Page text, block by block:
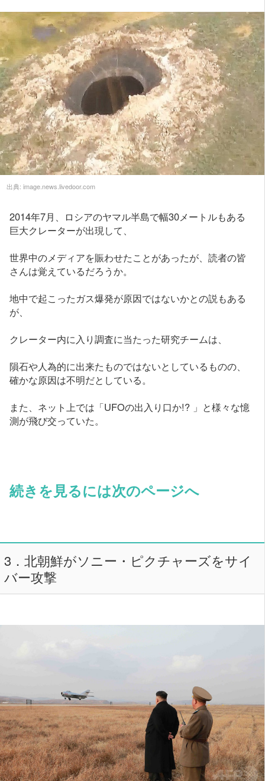
出典: image.news.livedoor.com
2014年7月、ロシアのヤマル半島で幅30メートルもある
巨大クレーターが出現して、
世界中のメディアを賑わせたことがあったが、読者の皆
さんは覚えているだろうか。
地中で起こったガス爆発が原因ではないかとの説もある
が、
クレーター内に入り調査に当たった研究チームは、
隕石や人為的に出来たものではないとしているものの、
確かな原因は不明だとしている。
また、ネット上では「UFOの出入り口か!? 」と様々な憶
測が飛び交っていた。
続きを見るには次のページへ
3．北朝鮮がソニー・ピクチャーズをサイ
バー攻撃